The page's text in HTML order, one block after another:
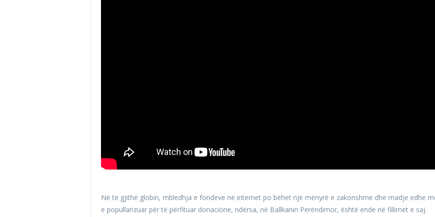
Në të gjithë globin, mbledhja e fondeve në internet po bëhet një mënyrë e zakonshme dhe madje edhe
e popullarizuar për të përfituar donacione, ndërsa, në Ballkanin Perëndimor, është ende në fillimet e saj.